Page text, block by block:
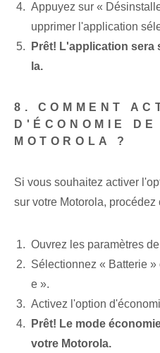
Appuyez sur «
upprimer l'application
Prêt! L'application sera
la.
8. COMMENT
D'ÉCONOMIE
MOTOROLA ?
Si vous souhaitez activer
sur votre Motorola, procédez
Ouvrez les paramètres
Sélectionnez « Batterie
e ».
Activez l'option
Prêt! Le mode
votre Motorola.